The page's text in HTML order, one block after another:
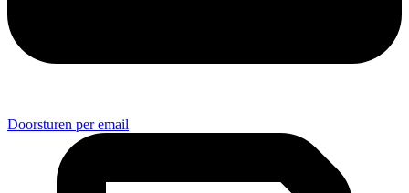
Doorsturen per email